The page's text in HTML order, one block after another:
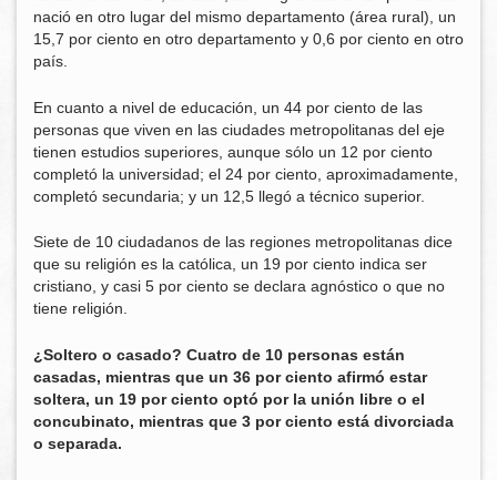
nació en otro lugar del mismo departamento (área rural), un
15,7 por ciento en otro departamento y 0,6 por ciento en otro
país.
En cuanto a nivel de educación, un 44 por ciento de las
personas que viven en las ciudades metropolitanas del eje
tienen estudios superiores, aunque sólo un 12 por ciento
completó la universidad; el 24 por ciento, aproximadamente,
completó secundaria; y un 12,5 llegó a técnico superior.
Siete de 10 ciudadanos de las regiones metropolitanas dice
que su religión es la católica, un 19 por ciento indica ser
cristiano, y casi 5 por ciento se declara agnóstico o que no
tiene religión.
¿Soltero o casado? Cuatro de 10 personas están
casadas, mientras que un 36 por ciento afirmó estar
soltera, un 19 por ciento optó por la unión libre o el
concubinato, mientras que 3 por ciento está divorciada
o separada.